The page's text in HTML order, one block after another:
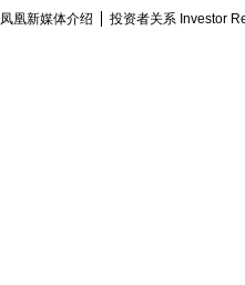
凤凰新媒体介绍 投资者关系 Investor